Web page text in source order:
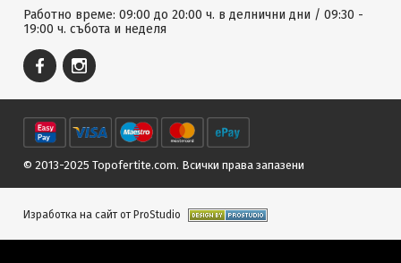
Работно време: 09:00 до 20:00 ч. в делнични дни / 09:30 -
19:00 ч. събота и неделя
© 2013-2025 Topofertite.com. Всички права запазени
Изработка на сайт от ProStudio